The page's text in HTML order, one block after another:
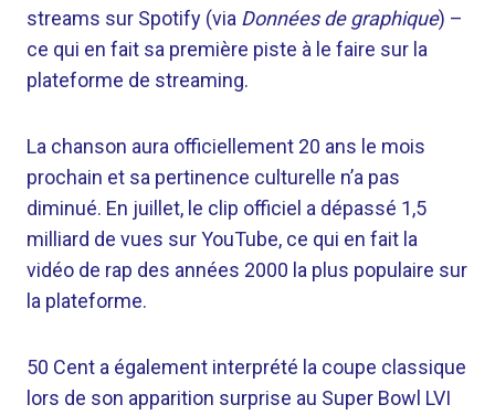
streams sur Spotify (via Données de graphique) –
ce qui en fait sa première piste à le faire sur la
plateforme de streaming.
La chanson aura officiellement 20 ans le mois
prochain et sa pertinence culturelle n’a pas
diminué. En juillet, le clip officiel a dépassé 1,5
milliard de vues sur YouTube, ce qui en fait la
vidéo de rap des années 2000 la plus populaire sur
la plateforme.
50 Cent a également interprété la coupe classique
lors de son apparition surprise au Super Bowl LVI